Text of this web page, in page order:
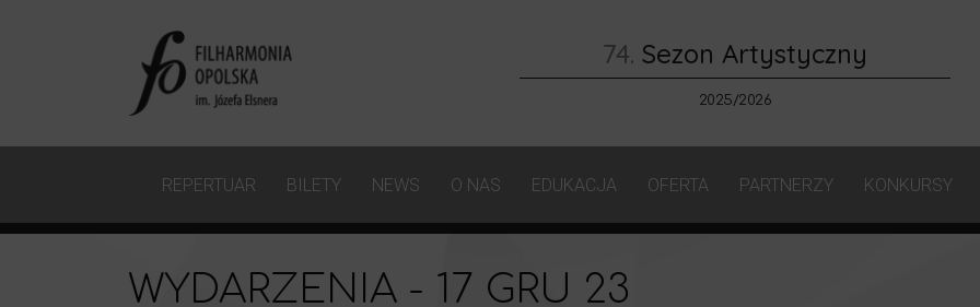
74. Sezon Artystyczny
2025/2026
REPERTUAR BILETY NEWS O NAS EDUKACJA OFERTA PARTNERZY KONKURSY
WYDARZENIA - 17 GRU 23